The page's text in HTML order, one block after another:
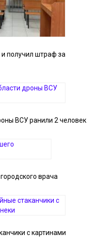
получил штраф за
ВСУ ранили 2 человек
врача
с картинами